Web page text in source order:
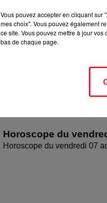
Horoscope du
Horoscope du vendredi 07
Vous pouvez accepter en cliquant sur
mes choix". Vous pouvez également
ce site. Vous pouvez mettre à jour
bas de chaque page.